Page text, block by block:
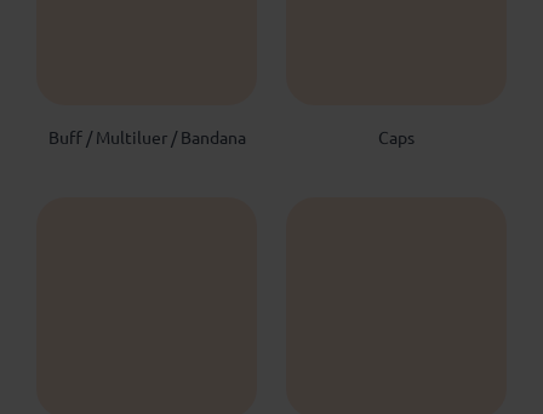
Buff / Multiluer / Bandana Caps